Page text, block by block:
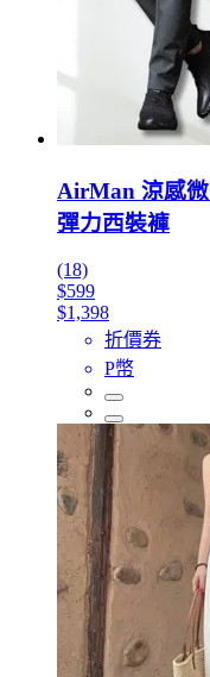
AirMan 涼感
彈力西裝褲
(18)
$599
$1,398
折價券
P幣